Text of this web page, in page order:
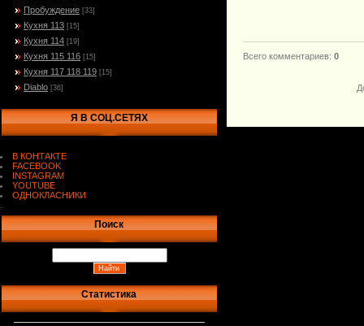
Пробуждение [33]
Кухня 113 [15]
Кухня 114 [19]
Кухня 115 116 [15]
Кухня 117 118 119 [15]
Diablo [36]
Я В СОЦ.СЕТЯХ
В КОНТАКТЕ
FACEBOOK
INSTAGRAM
YOUTUBE
ОДНОКЛАСНИКИ
Поиск
Статистика
Всего комментариев: 0